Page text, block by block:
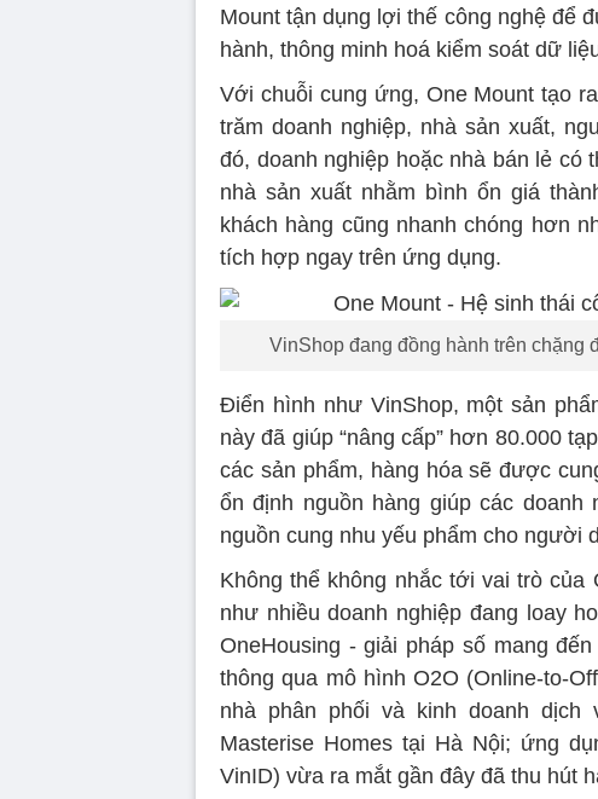
Mount tận dụng lợi thế công nghệ để
hành, thông minh hoá kiểm soát dữ
Với chuỗi cung ứng, One Mount tạo
trăm doanh nghiệp, nhà sản xuất,
đó, doanh nghiệp hoặc nhà bán lẻ
nhà sản xuất nhằm bình ổn giá
khách hàng cũng nhanh chóng hơn
tích hợp ngay trên ứng dụng.
VinShop đang đồng hành trên chặng
Điển hình như VinShop, một sản
này đã giúp “nâng cấp” hơn 80.000
các sản phẩm, hàng hóa sẽ được
ổn định nguồn hàng giúp các
nguồn cung nhu yếu phẩm cho người
Không thể không nhắc tới vai trò
như nhiều doanh nghiệp đang loay
OneHousing - giải pháp số mang
thông qua mô hình O2O (Online-to-
nhà phân phối và kinh doanh
Masterise Homes tại Hà Nội; ứng
VinID) vừa ra mắt gần đây đã thu hút